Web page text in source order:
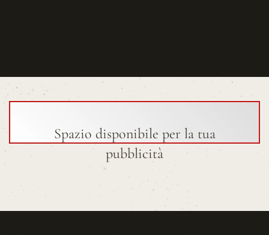
Spazio disponibile per la tua
pubblicità